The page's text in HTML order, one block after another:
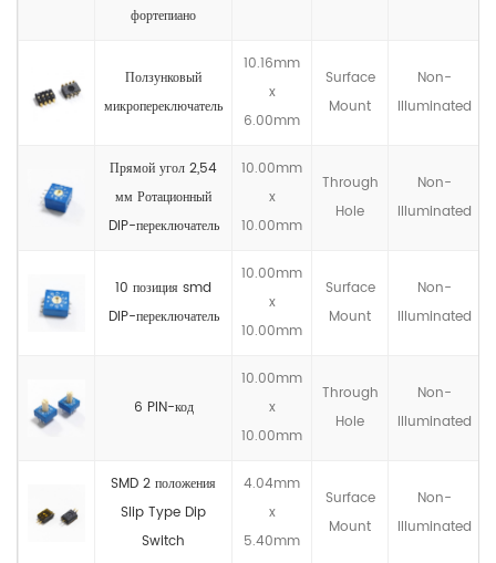
фортепиано
Ползунковый
микропереключатель
10.16mm
x
6.00mm
Surface
Mount
Non-
llluminated
Прямой угол 2,54
мм Ротационный
DIP-переключатель
10.00mm
x
10.00mm
Through
Hole
Non-
llluminated
10 позиция smd
DIP-переключатель
10.00mm
x
10.00mm
Surface
Mount
Non-
llluminated
6 PIN-код
10.00mm
x
10.00mm
Through
Hole
Non-
llluminated
SMD 2 положения
Slip Type Dip
Switch
4.04mm
x
5.40mm
Surface
Mount
Non-
llluminated